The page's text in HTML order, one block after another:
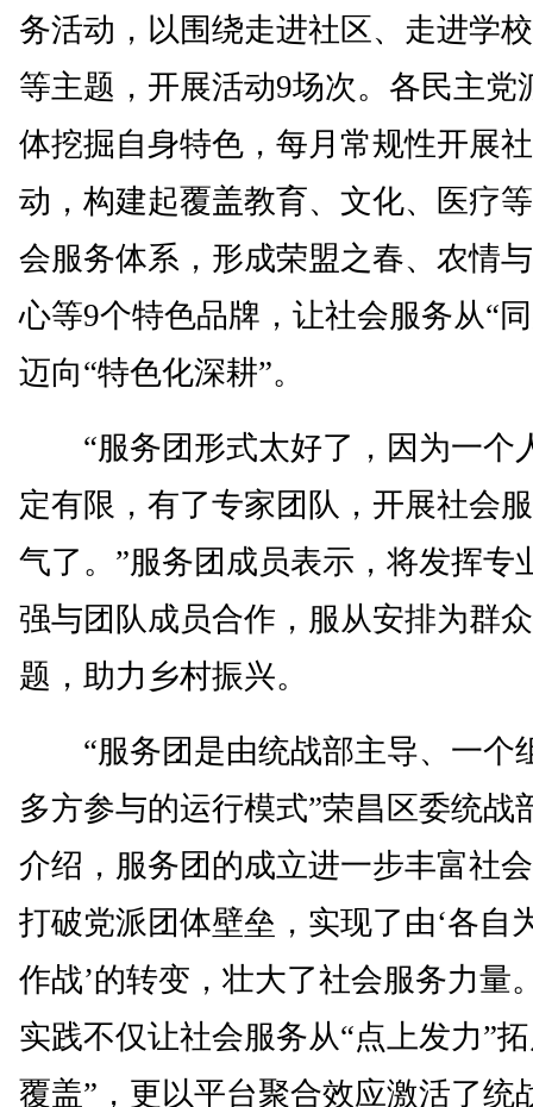
务活动，以围绕走进社区、走进学
等主题，开展活动9场次。各民主党
体挖掘自身特色，每月常规性开展
动，构建起覆盖教育、文化、医疗
会服务体系，形成荣盟之春、农情
心等9个特色品牌，让社会服务从“
迈向“特色化深耕”。
“服务团形式太好了，因为一个
定有限，有了专家团队，开展社会
气了。”服务团成员表示，将发挥专
强与团队成员合作，服从安排为群
题，助力乡村振兴。
“服务团是由统战部主导、一个
多方参与的运行模式”荣昌区委统战
介绍，服务团的成立进一步丰富社
打破党派团体壁垒，实现了由‘各自
作战’的转变，壮大了社会服务力量
实践不仅让社会服务从“点上发力”
覆盖”，更以平台聚合效应激活了统